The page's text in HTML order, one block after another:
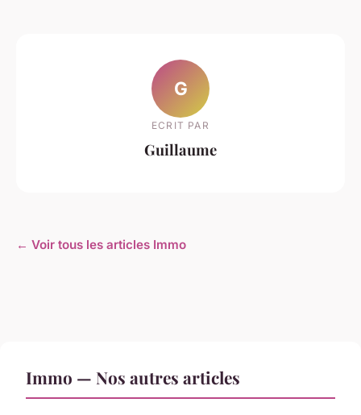
G
ECRIT PAR
Guillaume
← Voir tous les articles Immo
Immo — Nos autres articles